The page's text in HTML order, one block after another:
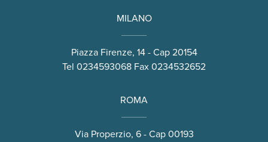
MILANO
Piazza Firenze, 14 - Cap 20154
Tel 0234593068 Fax 0234532652
ROMA
Via Properzio, 6 - Cap 00193